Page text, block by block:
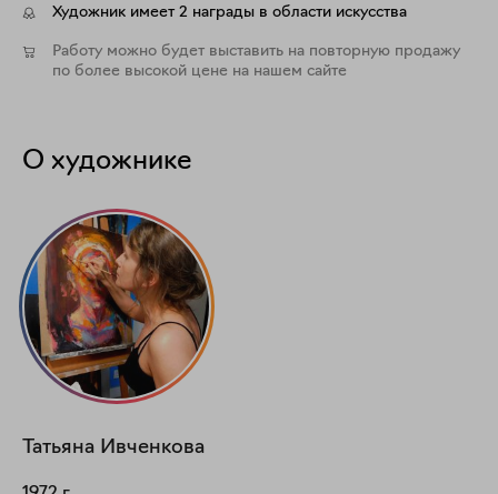
Художник имеет 2 награды в области искусства
Работу можно будет выставить на повторную продажу
по более высокой цене на нашем сайте
О художнике
Татьяна Ивченкова